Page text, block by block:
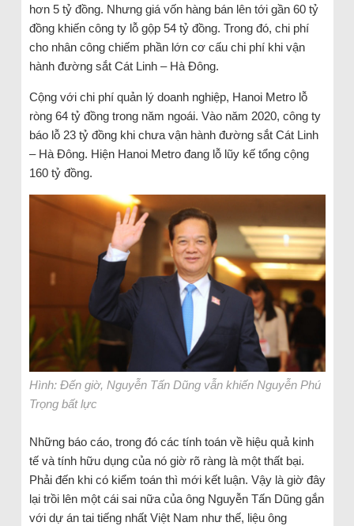
hơn 5 tỷ đồng. Nhưng giá vốn hàng bán lên tới gần 60 tỷ
đồng khiến công ty lỗ gộp 54 tỷ đồng. Trong đó, chi phí
cho nhân công chiếm phần lớn cơ cấu chi phí khi vận
hành đường sắt Cát Linh – Hà Đông.
Cộng với chi phí quản lý doanh nghiệp, Hanoi Metro lỗ
ròng 64 tỷ đồng trong năm ngoái. Vào năm 2020, công ty
báo lỗ 23 tỷ đồng khi chưa vận hành đường sắt Cát Linh
– Hà Đông. Hiện Hanoi Metro đang lỗ lũy kế tổng cộng
160 tỷ đồng.
Hình: Đến giờ, Nguyễn Tấn Dũng vẫn khiến Nguyễn Phú
Trọng bất lực
Những báo cáo, trong đó các tính toán về hiệu quả kinh
tế và tính hữu dụng của nó giờ rõ ràng là một thất bại.
Phải đến khi có kiểm toán thì mới kết luận. Vậy là giờ đây
lại trồi lên một cái sai nữa của ông Nguyễn Tấn Dũng gắn
với dự án tai tiếng nhất Việt Nam như thế, liệu ông